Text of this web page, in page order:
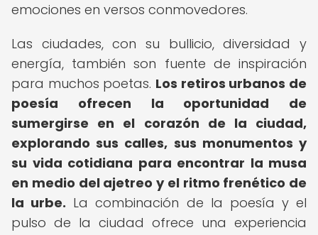
emociones en versos conmovedores.
Las ciudades, con su bullicio, diversidad y
energía, también son fuente de inspiración
para muchos poetas. Los retiros urbanos de
poesía ofrecen la oportunidad de
sumergirse en el corazón de la ciudad,
explorando sus calles, sus monumentos y
su vida cotidiana para encontrar la musa
en medio del ajetreo y el ritmo frenético de
la urbe. La combinación de la poesía y el
pulso de la ciudad ofrece una experiencia